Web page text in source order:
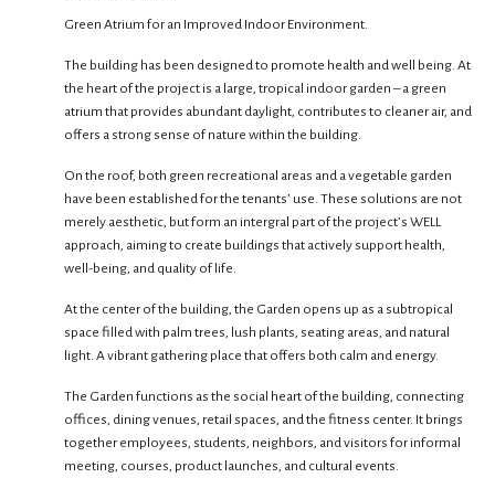
Green Atrium for an Improved Indoor Environment.
The building has been designed to promote health and well being. At
the heart of the project is a large, tropical indoor garden – a green
atrium that provides abundant daylight, contributes to cleaner air, and
offers a strong sense of nature within the building.
On the roof, both green recreational areas and a vegetable garden
have been established for the tenants’ use. These solutions are not
merely aesthetic, but form an intergral part of the project’s WELL
approach, aiming to create buildings that actively support health,
well-being, and quality of life.
At the center of the building, the Garden opens up as a subtropical
space filled with palm trees, lush plants, seating areas, and natural
light. A vibrant gathering place that offers both calm and energy.
The Garden functions as the social heart of the building, connecting
offices, dining venues, retail spaces, and the fitness center. It brings
together employees, students, neighbors, and visitors for informal
meeting, courses, product launches, and cultural events.